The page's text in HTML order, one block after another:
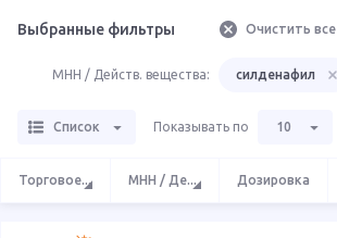
Выбранные фильтры Очистить все
МНН / Действ. вещества: силденафил
Список Показывать по 10
Торговое... МНН / Де... Дозировка